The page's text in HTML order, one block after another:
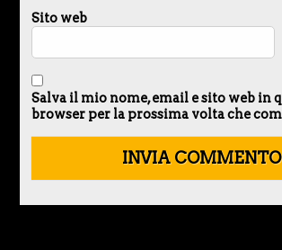
Sito web
Salva il mio nome, email e sito web in
browser per la prossima volta che